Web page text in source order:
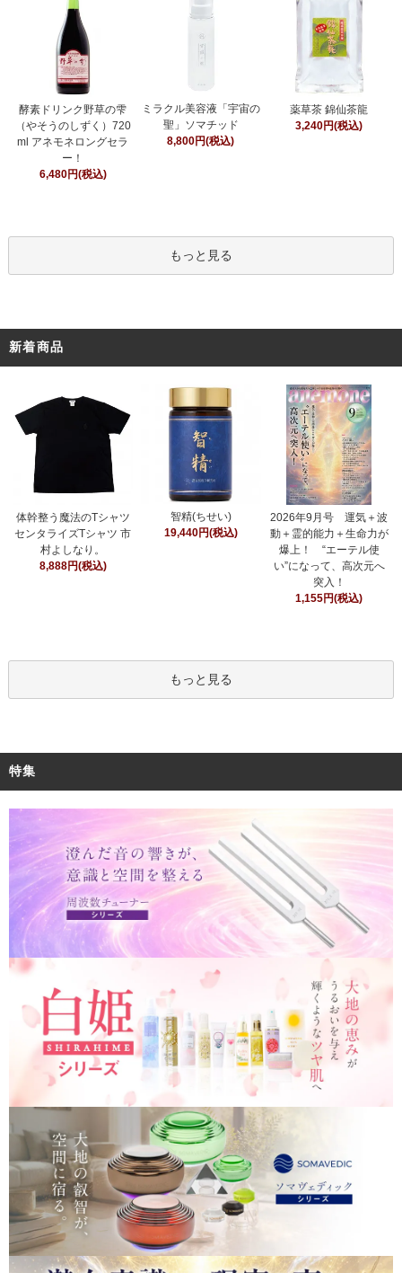
酵素ドリンク野草の雫
（やそうのしずく）720
ml アネモネロングセラ
ー！
6,480円(税込)
ミラクル美容液「宇宙の
聖」ソマチッド
8,800円(税込)
薬草茶 錦仙茶龍
3,240円(税込)
もっと見る
新着商品
体幹整う魔法のTシャツ
センタライズTシャツ 市
村よしなり。
8,888円(税込)
智精(ちせい)
19,440円(税込)
2026年9月号 運気＋波
動＋霊的能力＋生命力が
爆上！ “エーテル使
い”になって、高次元へ
突入！
1,155円(税込)
もっと見る
特集